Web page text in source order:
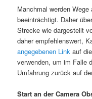
Manchmal werden
beeinträchtigt. Daher
Strecke wie dargestellt
daher empfehlenswert,
angegebenen Linkauf
verwenden, um im Falle
Umfahrung zurück auf
Start an der Camera